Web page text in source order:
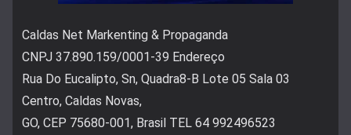
Caldas Net Markenting & Propaganda
CNPJ 37.890.159/0001-39 Endereço
Rua Do Eucalipto, Sn, Quadra8-B Lote 05 Sala 03
Centro, Caldas Novas,
GO, CEP 75680-001, Brasil TEL 64 992496523